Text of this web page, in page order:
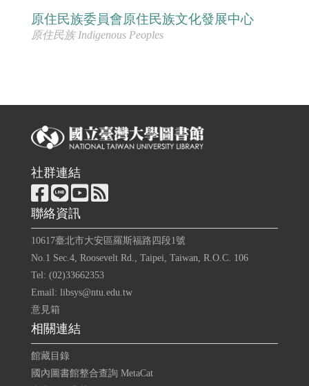
原住民族委員會原住民族文化發展中心
原住民族 Indigenous Peoples
社群連結
聯絡資訊
10617臺北市大安區羅斯福路四段1號
No.1 Sec.4, Roosevelt Rd., Taipei, Taiwan, R.O.C. 106
Tel: (02)33662353
Email: libsys@ntu.edu.tw
意見箱
相關連結
館藏目錄
國內圖書館整合查詢 MetaCat